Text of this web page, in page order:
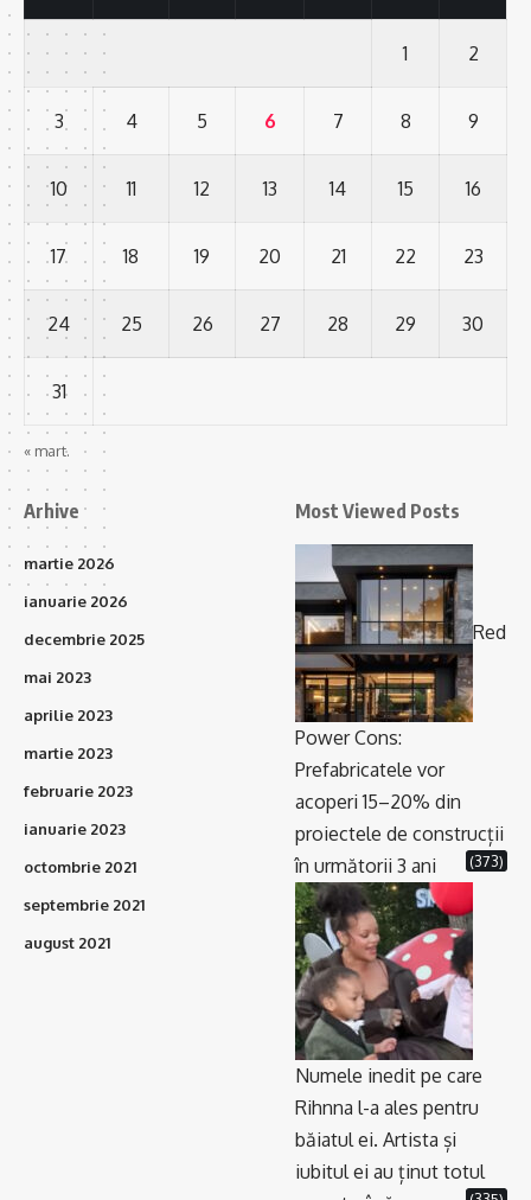
1 2
3 4 5 6 7 8 9
10 11 12 13 14 15 16
17 18 19 20 21 22 23
24 25 26 27 28 29 30
31
« mart.
Arhive
martie 2026
ianuarie 2026
decembrie 2025
mai 2023
aprilie 2023
martie 2023
februarie 2023
ianuarie 2023
octombrie 2021
septembrie 2021
august 2021
Most Viewed Posts
Red
Power Cons:
Prefabricatele vor
acoperi 15–20% din
proiectele de construcții
în următorii 3 ani
(373)
Numele inedit pe care
Rihnna l-a ales pentru
băiatul ei. Artista și
iubitul ei au ținut totul